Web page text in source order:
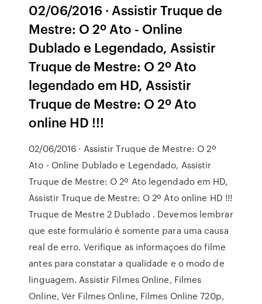
02/06/2016 · Assistir Truque de
Mestre: O 2º Ato - Online
Dublado e Legendado, Assistir
Truque de Mestre: O 2º Ato
legendado em HD, Assistir
Truque de Mestre: O 2º Ato
online HD !!!
02/06/2016 · Assistir Truque de Mestre: O 2º
Ato - Online Dublado e Legendado, Assistir
Truque de Mestre: O 2º Ato legendado em HD,
Assistir Truque de Mestre: O 2º Ato online HD !!!
Truque de Mestre 2 Dublado . Devemos lembrar
que este formulário é somente para uma causa
real de erro. Verifique as informaçoes do filme
antes para constatar a qualidade e o modo de
linguagem. Assistir Filmes Online, Filmes
Online, Ver Filmes Online, Filmes Online 720p,